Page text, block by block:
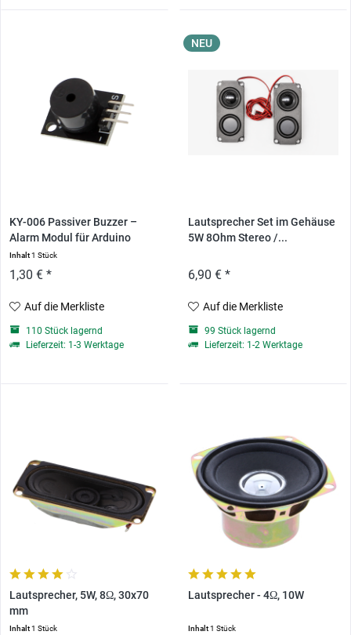
KY-006 Passiver Buzzer –
Alarm Modul für Arduino
Inhalt1 Stück
1,30 € *
Auf die Merkliste
110 Stück lagernd
Lieferzeit: 1-3 Werktage
NEU
Lautsprecher Set im Gehäuse
5W 8Ohm Stereo /...
6,90 € *
Auf die Merkliste
99 Stück lagernd
Lieferzeit: 1-2 Werktage
Lautsprecher, 5W, 8Ω, 30x70
mm
Inhalt1 Stück
Lautsprecher - 4Ω, 10W
Inhalt1 Stück